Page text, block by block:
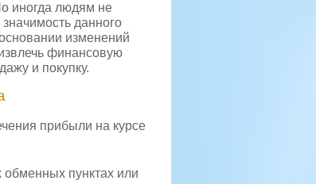
иногда людям не
данного
изменений
финансовую
и покупку.
прибыли на курсе
пунктах или